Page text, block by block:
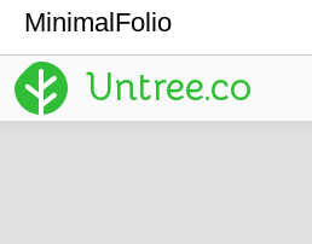
MinimalFolio